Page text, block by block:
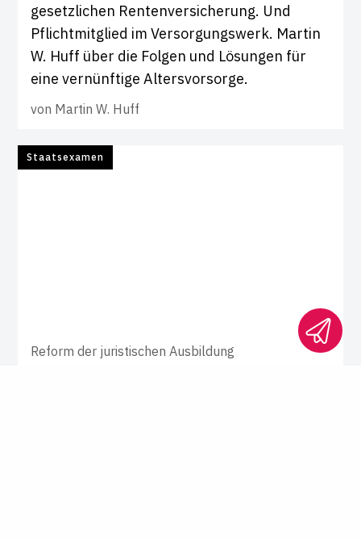
gesetzlichen Rentenversicherung. Und
Pflichtmitglied im Versorgungswerk. Martin
W. Huff über die Folgen und Lösungen für
eine vernünftige Altersvorsorge.
von Martin W. Huff
Staatsexamen
Reform der juristischen Ausbildung